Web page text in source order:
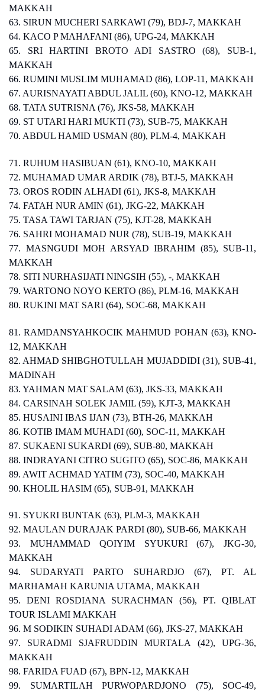
MAKKAH
63. SIRUN MUCHERI SARKAWI (79), BDJ-7, MAKKAH
64. KACO P MAHAFANI (86), UPG-24, MAKKAH
65. SRI HARTINI BROTO ADI SASTRO (68), SUB-1,
MAKKAH
66. RUMINI MUSLIM MUHAMAD (86), LOP-11, MAKKAH
67. AURISNAYATI ABDUL JALIL (60), KNO-12, MAKKAH
68. TATA SUTRISNA (76), JKS-58, MAKKAH
69. ST UTARI HARI MUKTI (73), SUB-75, MAKKAH
70. ABDUL HAMID USMAN (80), PLM-4, MAKKAH
71. RUHUM HASIBUAN (61), KNO-10, MAKKAH
72. MUHAMAD UMAR ARDIK (78), BTJ-5, MAKKAH
73. OROS RODIN ALHADI (61), JKS-8, MAKKAH
74. FATAH NUR AMIN (61), JKG-22, MAKKAH
75. TASA TAWI TARJAN (75), KJT-28, MAKKAH
76. SAHRI MOHAMAD NUR (78), SUB-19, MAKKAH
77. MASNGUDI MOH ARSYAD IBRAHIM (85), SUB-11,
MAKKAH
78. SITI NURHASIJATI NINGSIH (55), -, MAKKAH
79. WARTONO NOYO KERTO (86), PLM-16, MAKKAH
80. RUKINI MAT SARI (64), SOC-68, MAKKAH
81. RAMDANSYAHKOCIK MAHMUD POHAN (63), KNO-
12, MAKKAH
82. AHMAD SHIBGHOTULLAH MUJADDIDI (31), SUB-41,
MADINAH
83. YAHMAN MAT SALAM (63), JKS-33, MAKKAH
84. CARSINAH SOLEK JAMIL (59), KJT-3, MAKKAH
85. HUSAINI IBAS IJAN (73), BTH-26, MAKKAH
86. KOTIB IMAM MUHADI (60), SOC-11, MAKKAH
87. SUKAENI SUKARDI (69), SUB-80, MAKKAH
88. INDRAYANI CITRO SUGITO (65), SOC-86, MAKKAH
89. AWIT ACHMAD YATIM (73), SOC-40, MAKKAH
90. KHOLIL HASIM (65), SUB-91, MAKKAH
91. SYUKRI BUNTAK (63), PLM-3, MAKKAH
92. MAULAN DURAJAK PARDI (80), SUB-66, MAKKAH
93. MUHAMMAD QOIYIM SYUKURI (67), JKG-30,
MAKKAH
94. SUDARYATI PARTO SUHARDJO (67), PT. AL
MARHAMAH KARUNIA UTAMA, MAKKAH
95. DENI ROSDIANA SURACHMAN (56), PT. QIBLAT
TOUR ISLAMI MAKKAH
96. M SODIKIN SUHADI ADAM (66), JKS-27, MAKKAH
97. SURADMI SJAFRUDDIN MURTALA (42), UPG-36,
MAKKAH
98. FARIDA FUAD (67), BPN-12, MAKKAH
99. SUMARTILAH PURWOPARDJONO (75), SOC-49,